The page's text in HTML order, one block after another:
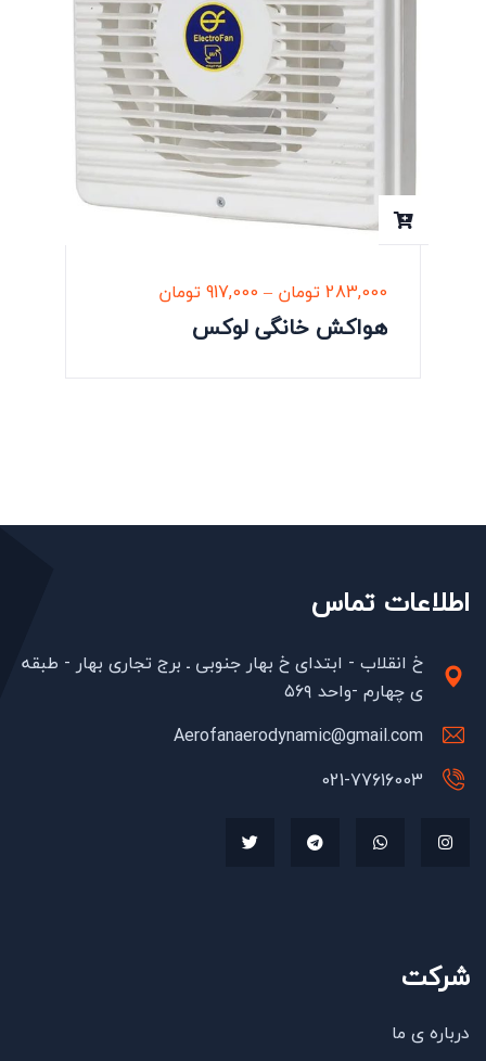
283,000تومان –
917,000تومان
هواکش خانگی لوکس
اطلاعات تماس
خ انقلاب - ابتدای خ بهار جنوبی ـ برج تجاری بهار - طبقه
ی چهارم -واحد ۵۶۹
Aerofanaerodynamic@gmail.com
021-77616003
شرکت
درباره ی ما